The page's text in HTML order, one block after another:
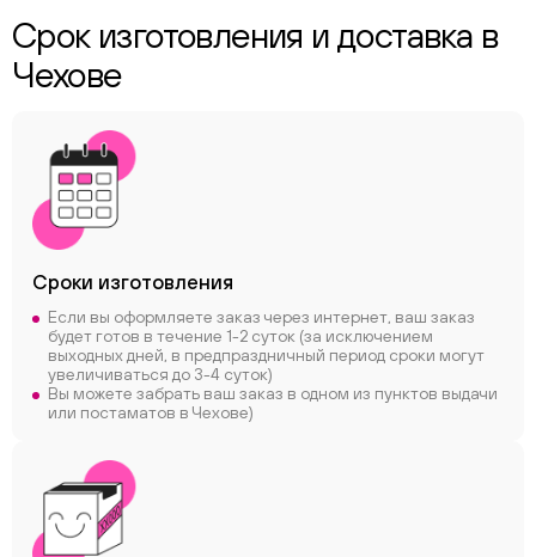
Срок изготовления и доставка в
Чехове
Сроки изготовления
Если вы оформляете заказ через интернет, ваш заказ
будет готов в течение 1-2 суток (за исключением
выходных дней, в предпраздничный период сроки могут
увеличиваться до 3-4 суток)
Вы можете забрать ваш заказ в одном из пунктов выдачи
или постаматов в Чехове)